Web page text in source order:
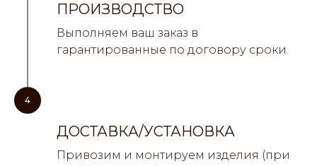
ПРОИЗВОДСТВО
Выполняем ваш заказ в
гарантированные по договору сроки.
4
ДОСТАВКА/УСТАНОВКА
Привозим и монтируем изделия (при